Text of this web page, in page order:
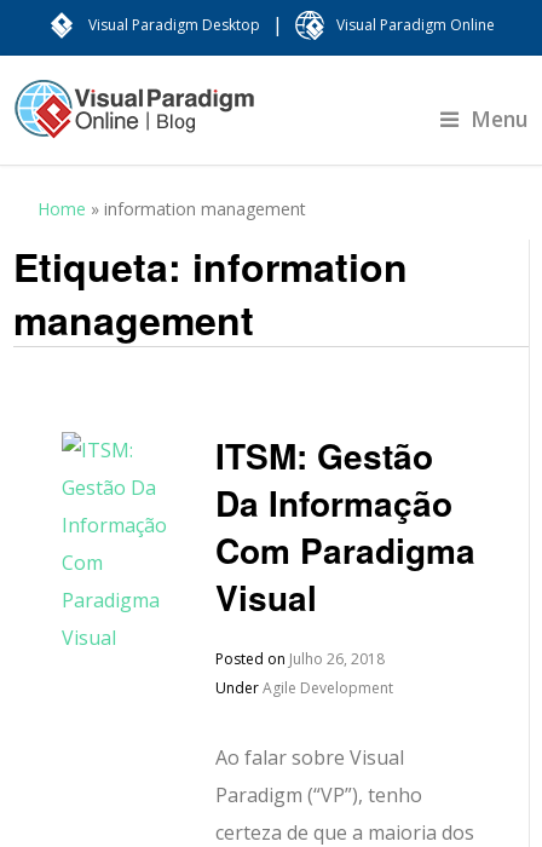
Visual Paradigm Desktop | Visual Paradigm Online
Menu
Home »information management
Etiqueta: information
management
ITSM: Gestão
Da Informação
Com Paradigma
Visual
Posted on Julho 26, 2018
UnderAgile Development
Ao falar sobre Visual
Paradigm (“VP”), tenho
certeza de que a maioria dos